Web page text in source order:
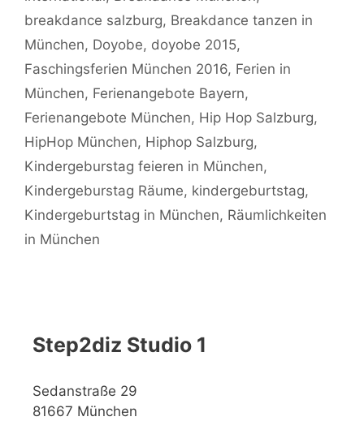
breakdance salzburg, Breakdance tanzen in
München, Doyobe, doyobe 2015,
Faschingsferien München 2016, Ferien in
München, Ferienangebote Bayern,
Ferienangebote München, Hip Hop Salzburg,
HipHop München, Hiphop Salzburg,
Kindergeburstag feieren in München,
Kindergeburstag Räume, kindergeburtstag,
Kindergeburtstag in München, Räumlichkeiten
in München
Step2diz Studio 1
Sedanstraße 29
81667 München